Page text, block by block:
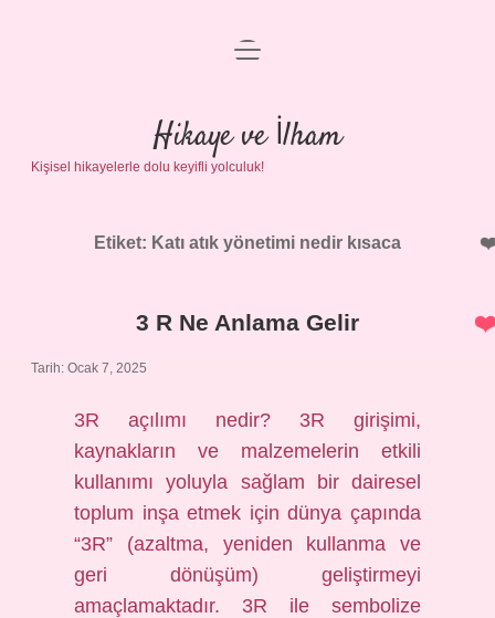
Anasayfa
Gizlilik Politikası
Yasal Uyarı
menüyü
Hikaye ve İlham
Kişisel hikayelerle dolu keyifli yolculuk!
Etiket: Katı atık yönetimi nedir kısaca
3 R Ne Anlama Gelir
Tarih: Ocak 7, 2025
3R açılımı nedir? 3R girişimi,
kaynakların ve malzemelerin etkili
kullanımı yoluyla sağlam bir dairesel
toplum inşa etmek için dünya çapında
“3R” (azaltma, yeniden kullanma ve
geri dönüşüm) geliştirmeyi
amaçlamaktadır. 3R ile sembolize